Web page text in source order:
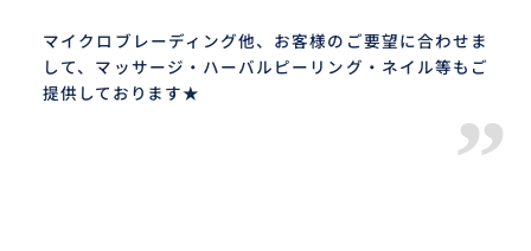
マイクロブレーディング他、お客様のご要望に合わせま
して、マッサージ・ハーバルピーリング・ネイル等もご
提供しております★
”